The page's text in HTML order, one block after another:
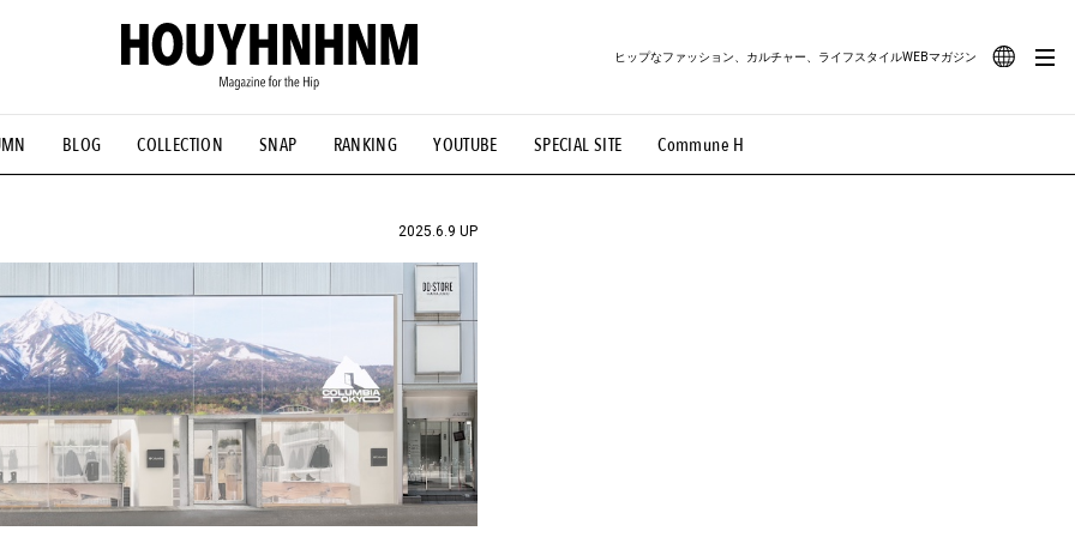
BLOG COLLECTION SNAP RANKING YOUTUBE SPECIAL SITE Commune H
ヒップなファッション、カルチャー、ライフスタイルWEBマガジン
#古着サミット #NEW VINTAGE #マイナーグッド図鑑 #路地裏てぃーん。 #MONTHLY JOURNAL
#FOCUS IT #AH.H #ととけん #FASHION #MUSIC #MOVIE #LIFESTYLE #SNEAKER #OUTDOOR
2025.6.9 UP